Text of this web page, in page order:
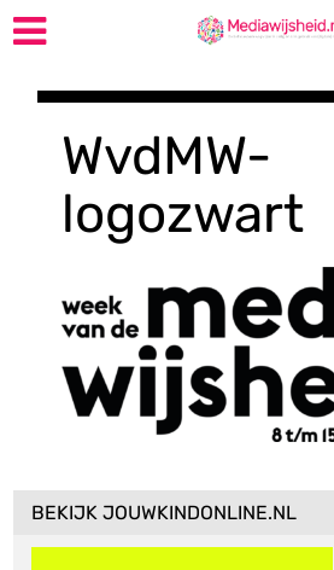
WvdMW-
logozwart
BEKIJK JOUWKINDONLINE.NL